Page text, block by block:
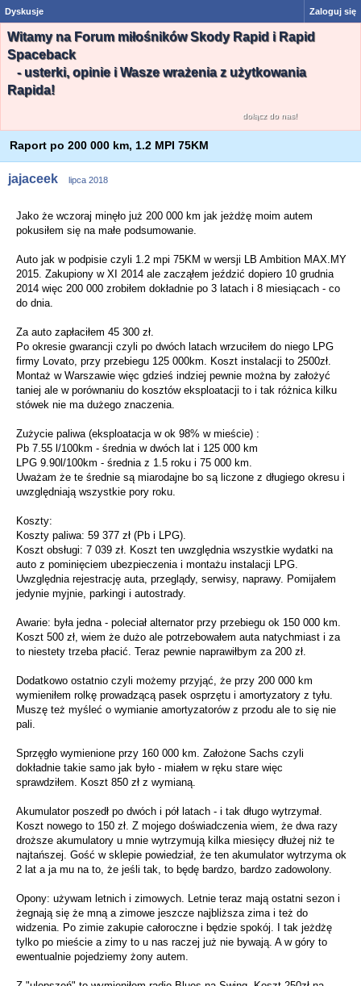
Dyskusje Zaloguj się
Witamy na Forum miłośników Skody Rapid i Rapid
Spaceback
- usterki, opinie i Wasze wrażenia z użytkowania
Rapida!
dołącz do nas!
Raport po 200 000 km, 1.2 MPI 75KM
jajaceek lipca 2018
Jako że wczoraj minęło już 200 000 km jak jeżdżę moim autem
pokusiłem się na małe podsumowanie.
Auto jak w podpisie czyli 1.2 mpi 75KM w wersji LB Ambition MAX.MY
2015. Zakupiony w XI 2014 ale zacząłem jeździć dopiero 10 grudnia
2014 więc 200 000 zrobiłem dokładnie po 3 latach i 8 miesiącach - co
do dnia.
Za auto zapłaciłem 45 300 zł.
Po okresie gwarancji czyli po dwóch latach wrzuciłem do niego LPG
firmy Lovato, przy przebiegu 125 000km. Koszt instalacji to 2500zł.
Montaż w Warszawie więc gdzieś indziej pewnie można by założyć
taniej ale w porównaniu do kosztów eksploatacji to i tak różnica kilku
stówek nie ma dużego znaczenia.
Zużycie paliwa (eksploatacja w ok 98% w mieście) :
Pb 7.55 l/100km - średnia w dwóch lat i 125 000 km
LPG 9.90l/100km - średnia z 1.5 roku i 75 000 km.
Uważam że te średnie są miarodajne bo są liczone z długiego okresu i
uwzględniają wszystkie pory roku.
Koszty:
Koszty paliwa: 59 377 zł (Pb i LPG).
Koszt obsługi: 7 039 zł. Koszt ten uwzględnia wszystkie wydatki na
auto z pominięciem ubezpieczenia i montażu instalacji LPG.
Uwzględnia rejestrację auta, przeglądy, serwisy, naprawy. Pomijałem
jedynie myjnie, parkingi i autostrady.
Awarie: była jedna - poleciał alternator przy przebiegu ok 150 000 km.
Koszt 500 zł, wiem że dużo ale potrzebowałem auta natychmiast i za
to niestety trzeba płacić. Teraz pewnie naprawiłbym za 200 zł.
Dodatkowo ostatnio czyli możemy przyjąć, że przy 200 000 km
wymieniłem rolkę prowadzącą pasek osprzętu i amortyzatory z tyłu.
Muszę też myśleć o wymianie amortyzatorów z przodu ale to się nie
pali.
Sprzęgło wymienione przy 160 000 km. Założone Sachs czyli
dokładnie takie samo jak było - miałem w ręku stare więc
sprawdziłem. Koszt 850 zł z wymianą.
Akumulator poszedł po dwóch i pół latach - i tak długo wytrzymał.
Koszt nowego to 150 zł. Z mojego doświadczenia wiem, że dwa razy
droższe akumulatory u mnie wytrzymują kilka miesięcy dłużej niż te
najtańszej. Gość w sklepie powiedział, że ten akumulator wytrzyma ok
2 lat a ja mu na to, że jeśli tak, to będę bardzo, bardzo zadowolony.
Opony: używam letnich i zimowych. Letnie teraz mają ostatni sezon i
żegnają się że mną a zimowe jeszcze najbliższa zima i też do
widzenia. Po zimie zakupie całoroczne i będzie spokój. I tak jeżdżę
tylko po mieście a zimy to u nas raczej już nie bywają. A w góry to
ewentualnie pojedziemy żony autem.